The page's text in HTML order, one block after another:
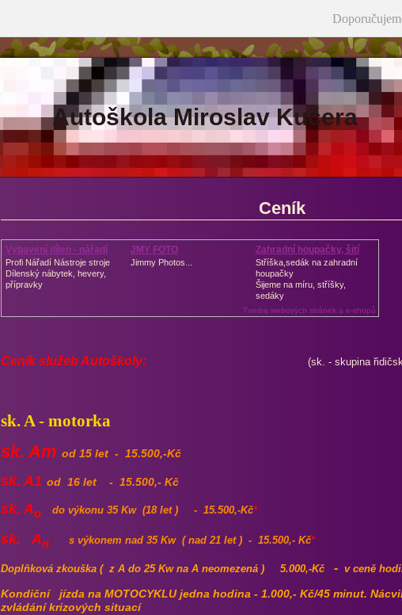
Autoškola Miroslav Kučera
Ceník
Vybavení dílen - nářadí
Profi Nářadí Nástroje stroje
Dílenský nábytek, hevery,
přípravky
JMY FOTO
Jimmy Photos...
Zahradní houpačky, šití
Stříška,sedák na zahradní
houpačky
Šijeme na míru, stříšky,
sedáky
Tvorba webových stránek a e-shopů
Ceník služeb Autoškoly: (sk. - skupina řidičského
sk. A - motorka
sk. Am od 15 let - 15.500,-Kč
sk. A1 od 16 let - 15.500,- Kč
sk. Ao do výkonu 35 Kw (18 let ) - 15.500,-Kč*
sk. An s výkonem nad 35 Kw ( nad 21 let ) - 15.500,- Kč*
Doplňková zkouška ( z A do 25 Kw na A neomezená ) 5.000,-Kč - v ceně
Kondiční jízda na MOTOCYKLU jedna hodina - 1.000,- Kč/45 minut.
zvládání krizových situací